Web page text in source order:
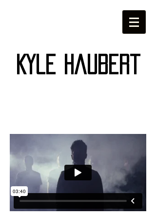
Kyle Haubert